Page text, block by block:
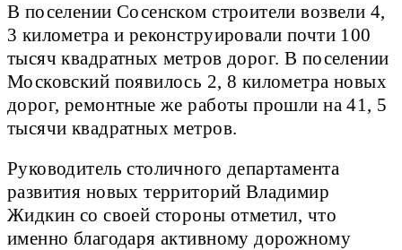
В поселении Сосенском строители возвели 4,
3 километра и реконструировали почти 100
тысяч квадратных метров дорог. В поселении
Московский появилось 2, 8 километра новых
дорог, ремонтные же работы прошли на 41, 5
тысячи квадратных метров.
Руководитель столичного департамента
развития новых территорий Владимир
Жидкин со своей стороны отметил, что
именно благодаря активному дорожному